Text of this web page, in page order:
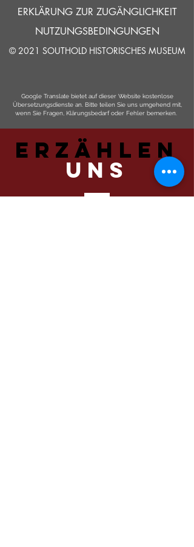
ERKLÄRUNG ZUR ZUGÄNGLICHKEIT
NUTZUNGSBEDINGUNGEN
© 2021 SOUTHOLD HISTORISCHES MUSEUM
Google Translate bietet auf dieser Website kostenlose
Übersetzungsdienste an. Bitte teilen Sie uns umgehend mit,
wenn Sie Fragen, Klärungsbedarf oder Fehler bemerken.
ERZÄHLEN
UNS